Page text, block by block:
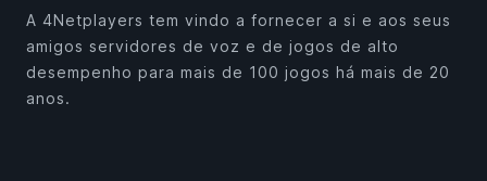
A 4Netplayers tem vindo a fornecer a si e aos seus
amigos servidores de voz e de jogos de alto
desempenho para mais de 100 jogos há mais de 20
anos.